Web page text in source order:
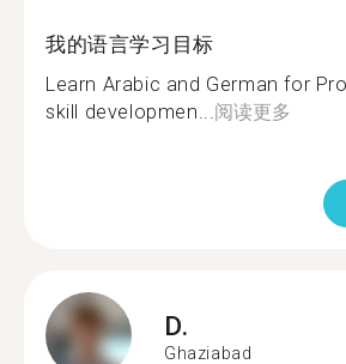
我的语言学习目标
Learn Arabic and German for
skill developmen... 阅读更多
D.
Ghaziabad